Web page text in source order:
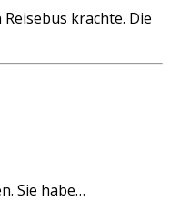
krachte. Die
Sie habe…